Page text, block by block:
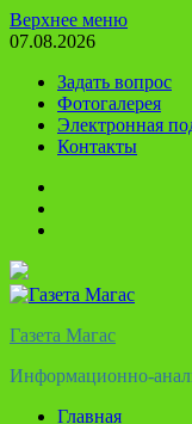
Перейти
к
Верхнее меню
07.08.2026
Задать вопрос
Фотогалерея
Электронная
Контакты
Газета Магас
Информационно-
Главная